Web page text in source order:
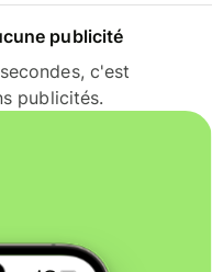
publicité
c'est
publicités.